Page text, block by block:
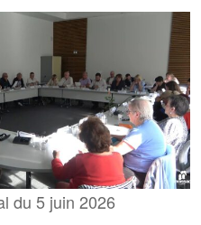
du 5 juin 2026